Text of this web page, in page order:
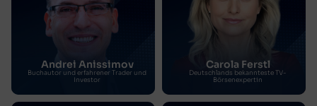
Andrei Anissimov
Buchautor und erfahrener Trader und
Investor
Carola Ferstl
Deutschlands bekannteste TV-
Börsenexpertin